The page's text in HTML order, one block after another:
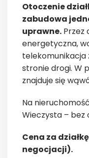
Otoczenie
zabudowa
uprawne. Przez
energetyczna,
telekomunikacja
stronie drogi. W
znajduje się
Na
Wieczysta – bez
Cena za
negocjacji).